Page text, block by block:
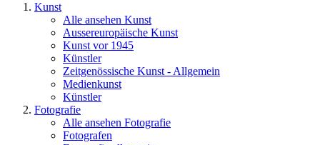
Kunst
Alle ansehen Kunst
Aussereuropäische Kunst
Kunst vor 1945
Künstler
Zeitgenössische Kunst - Allgemein
Medienkunst
Künstler
Fotografie
Alle ansehen Fotografie
Fotografen